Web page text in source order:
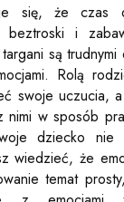
się, że czas
beztroski i
są
Rolą
swoje uczucia,
w sposób
dziecko
wiedzieć, że
temat